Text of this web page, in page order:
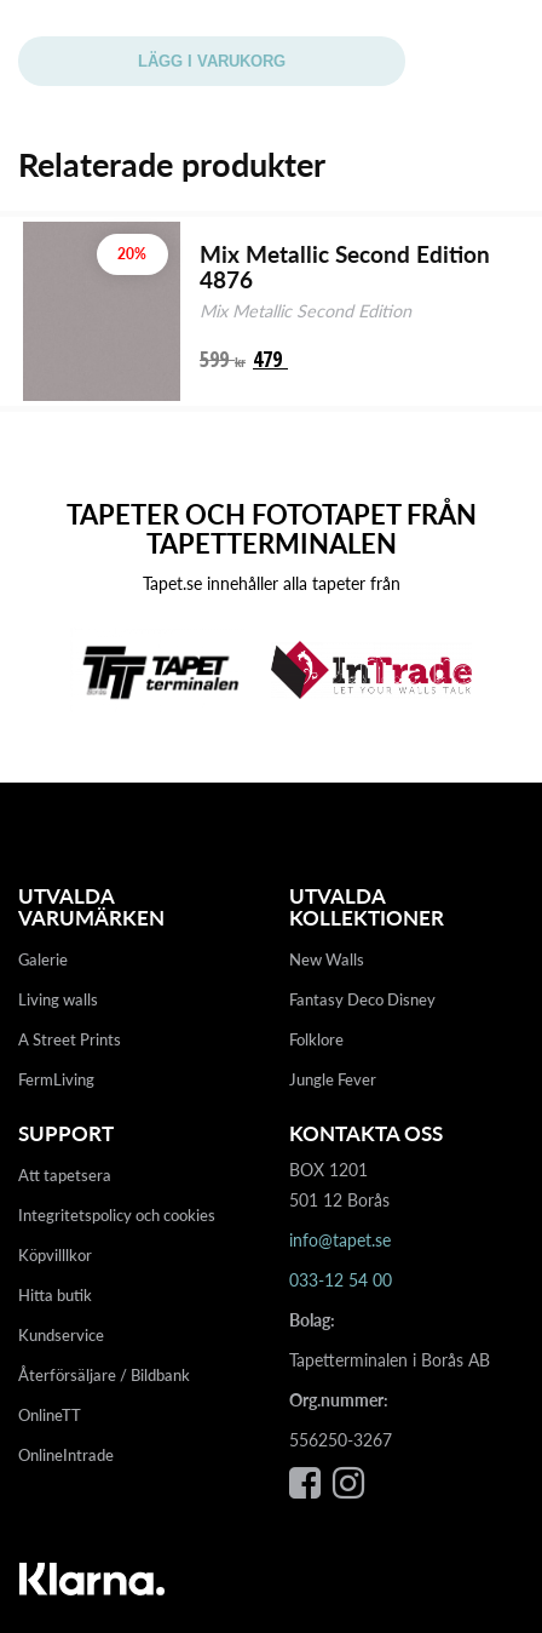
LÄGG I VARUKORG
Relaterade produkter
20%
Mix Metallic Second Edition
4876
Mix Metallic Second Edition
599kr 479
TAPETER OCH FOTOTAPET FRÅN
TAPETTERMINALEN
Tapet.se innehåller alla tapeter från
UTVALDA
VARUMÄRKEN
Galerie
Living walls
A Street Prints
FermLiving
UTVALDA
KOLLEKTIONER
New Walls
Fantasy Deco Disney
Folklore
Jungle Fever
SUPPORT
Att tapetsera
Integritetspolicy och cookies
Köpvilllkor
Hitta butik
Kundservice
Återförsäljare / Bildbank
OnlineTT
OnlineIntrade
KONTAKTA OSS
BOX 1201
501 12 Borås
info@tapet.se
033-12 54 00
Bolag:
Tapetterminalen i Borås AB
Org.nummer:
556250-3267